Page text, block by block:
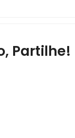
Partilhe!